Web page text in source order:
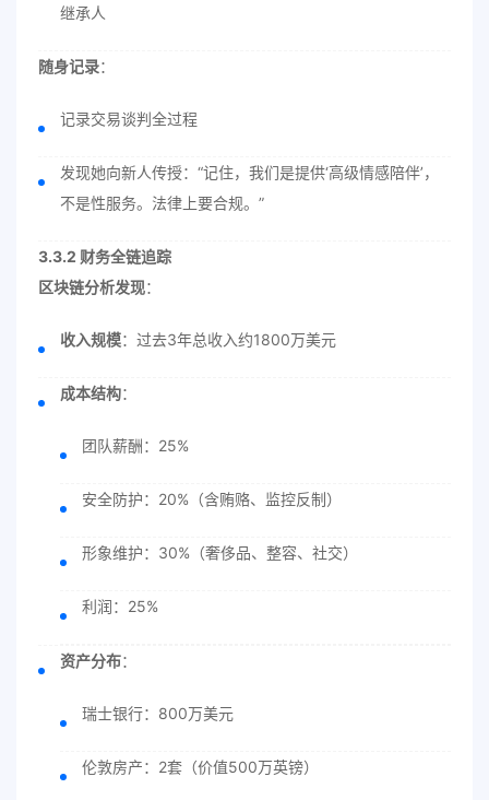
继承人
随身记录：
记录交易谈判全过程
发现她向新人传授：“记住，我们是提供‘高级情感陪伴’，
不是性服务。法律上要合规。”
3.3.2 财务全链追踪
区块链分析发现：
收入规模：过去3年总收入约1800万美元
成本结构：
团队薪酬：25%
安全防护：20%（含贿赂、监控反制）
形象维护：30%（奢侈品、整容、社交）
利润：25%
资产分布：
瑞士银行：800万美元
伦敦房产：2套（价值500万英镑）